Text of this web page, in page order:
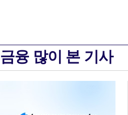
금융 많이 본 기사